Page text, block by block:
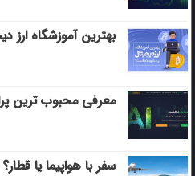
بهترین آموزشگاه
معرفی محبوب ترین پراپ
سفر با هواپیما یا